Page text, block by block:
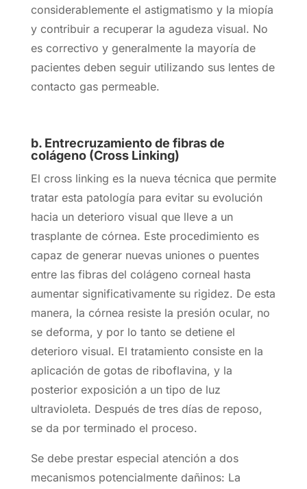
considerablemente el astigmatismo y la miopía
y contribuir a recuperar la agudeza visual. No
es correctivo y generalmente la mayoría de
pacientes deben seguir utilizando sus lentes de
contacto gas permeable.
b. Entrecruzamiento de fibras de
colágeno (Cross Linking)
El cross linking es la nueva técnica que permite
tratar esta patología para evitar su evolución
hacia un deterioro visual que lleve a un
trasplante de córnea. Este procedimiento es
capaz de generar nuevas uniones o puentes
entre las fibras del colágeno corneal hasta
aumentar significativamente su rigidez. De esta
manera, la córnea resiste la presión ocular, no
se deforma, y por lo tanto se detiene el
deterioro visual. El tratamiento consiste en la
aplicación de gotas de riboflavina, y la
posterior exposición a un tipo de luz
ultravioleta. Después de tres días de reposo,
se da por terminado el proceso.
Se debe prestar especial atención a dos
mecanismos potencialmente dañinos: La